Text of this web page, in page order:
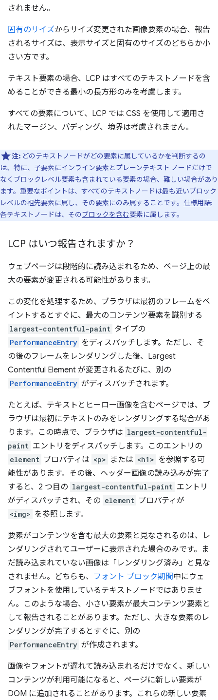
されません。
固有のサイズからサイズ変更された画像要素の場合、報告
されるサイズは、表示サイズと固有のサイズのどちらか小
さい方です。
テキスト要素の場合、LCP はすべてのテキストノードを含
めることができる最小の長方形のみを考慮します。
すべての要素について、LCP では CSS を使用して適用さ
れたマージン、パディング、境界は考慮されません。
注: どのテキストノードがどの要素に属しているかを判断するの
は、特に、子要素にインライン要素とプレーンテキスト ノードだけで
なくブロックレベル要素も含まれている要素の場合、難しい場合があり
ます。重要なポイントは、すべてのテキストノードは最も近いブロック
レベルの祖先要素に属し、その要素にのみ属することです。 仕様用語:
各テキストノードは、そのブロックを含む要素に属します。
LCP はいつ報告されますか？
ウェブページは段階的に読み込まれるため、ページ上の最
大の要素が変更される可能性があります。
この変化を処理するため、ブラウザは最初のフレームをペ
イントするとすぐに、最大のコンテンツ要素を識別する
largest-contentful-paint タイプの
PerformanceEntry をディスパッチします。ただし、そ
の後のフレームをレンダリングした後、Largest
Contentful Element が変更されるたびに、別の
PerformanceEntry がディスパッチされます。
たとえば、テキストとヒーロー画像を含むページでは、ブ
ラウザは最初にテキストのみをレンダリングする場合があ
ります。この時点で、ブラウザは largest-contentful-
paint エントリをディスパッチします。このエントリの
element プロパティは <p> または <h1> を参照する可
能性があります。その後、ヘッダー画像の読み込みが完了
すると、2 つ目の largest-contentful-paint エントリ
がディスパッチされ、その element プロパティが
<img> を参照します。
要素がコンテンツを含む最大の要素と見なされるのは、レ
ンダリングされてユーザーに表示された場合のみです。ま
だ読み込まれていない画像は「レンダリング済み」と見な
されません。どちらも、 フォント ブロック期間中にウェ
ブフォントを使用しているテキストノードではありませ
ん。このような場合、小さい要素が最大コンテンツ要素と
して報告されることがあります。ただし、大きな要素のレ
ンダリングが完了するとすぐに、別の
PerformanceEntry が作成されます。
画像やフォントが遅れて読み込まれるだけでなく、新しい
コンテンツが利用可能になると、ページに新しい要素が
DOM に追加されることがあります。これらの新しい要素